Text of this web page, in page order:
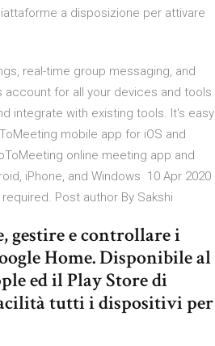
a disposizione per attivare
real-time group messaging, and
account for all your devices and tools.
integrate with existing tools. It's easy
mobile app for iOS and
online meeting app and
iPhone, and Windows 10 Apr 2020
Post author By Sakshi
gestire e controllare i
Home. Disponibile al
ed il Play Store di
tutti i dispositivi per